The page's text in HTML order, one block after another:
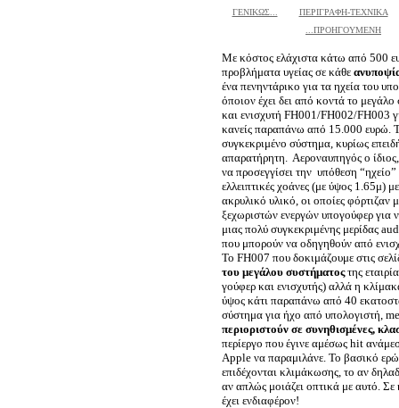
ΓΕΝΙΚΩΣ...
ΠΕΡΙΓΡΑΦΗ-ΤΕΧΝΙΚΑ
...ΠΡΟΗΓΟΥΜΕΝΗ
Με κόστος ελάχιστα κάτω από 500
προβλήματα υγείας σε κάθε
ένα πενηντάρικο για τα ηχεία του
όποιον έχει δει από κοντά το
και ενισχυτή FH001/FH002/FH003
κανείς παραπάνω από 15.000 ευρώ.
συγκεκριμένο σύστημα, κυρίως
απαρατήρητη. Αεροναυπηγός ο
να προσεγγίσει την υπόθεση
ελλειπτικές χοάνες (με ύψος 1.65μ)
ακρυλικό υλικό, οι οποίες
ξεχωριστών ενεργών υπογούφερ για
μιας πολύ συγκεκριμένης μερίδας
που μπορούν να οδηγηθούν από
To FH007 που δοκιμάζουμε στις
του μεγάλου συστήματοςτης
γούφερ και ενισχυτής) αλλά η
ύψος κάτι παραπάνω από 40
σύστημα για ήχο από υπολογιστή,
περιοριστούν σε συνηθισμένες,
περίεργο που έγινε αμέσως hit
Apple να παραμιλάνε. Το βασικό
επιδέχονται κλιμάκωσης, το αν
αν απλώς μοιάζει οπτικά με αυτό.
έχει ενδιαφέρον!